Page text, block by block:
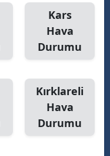
Kars
Hava
Durumu
Kırklareli
Hava
Durumu